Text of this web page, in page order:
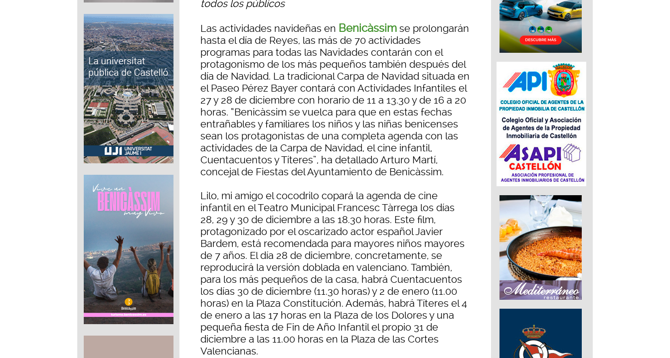
todos los públicos
Las actividades navideñas en Benicàssim se prolongarán
hasta el día de Reyes, las más de 70 actividades
programas para todas las Navidades contarán con el
protagonismo de los más pequeños también después del
día de Navidad. La tradicional Carpa de Navidad situada en
el Paseo Pérez Bayer contará con Actividades Infantiles el
27 y 28 de diciembre con horario de 11 a 13.30 y de 16 a 20
horas. “Benicàssim se vuelca para que en estas fechas
entrañables y familiares los niños y las niñas benicenses
sean los protagonistas de una completa agenda con las
actividades de la Carpa de Navidad, el cine infantil,
Cuentacuentos y Títeres”, ha detallado Arturo Martí,
concejal de Fiestas del Ayuntamiento de Benicàssim.
Lilo, mi amigo el cocodrilo copará la agenda de cine
infantil en el Teatro Municipal Francesc Tàrrega los días
28, 29 y 30 de diciembre a las 18.30 horas. Este film,
protagonizado por el oscarizado actor español Javier
Bardem, está recomendada para mayores niños mayores
de 7 años. El día 28 de diciembre, concretamente, se
reproducirá la versión doblada en valenciano. También,
para los más pequeños de la casa, habrá Cuentacuentos
los días 30 de diciembre (11.30 horas) y 2 de enero (11.00
horas) en la Plaza Constitución. Además, habrá Títeres el 4
de enero a las 17 horas en la Plaza de los Dolores y una
pequeña fiesta de Fin de Año Infantil el propio 31 de
diciembre a las 11.00 horas en la Plaza de las Cortes
Valencianas.